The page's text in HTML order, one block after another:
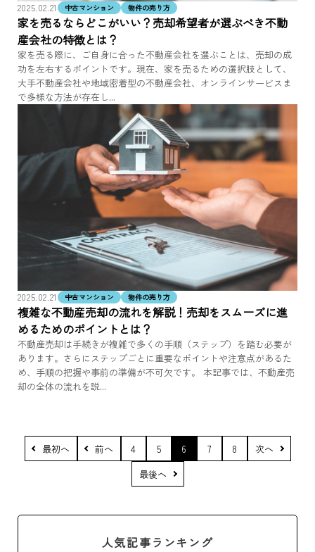
2025.02.21 中古マンション 物件の売り方
家を売るならどこがいい？売却希望者が選ぶべき不動
産会社の特徴とは？
家を売る際に、ご自身に合った不動産会社を選ぶことは、売却の成
功を左右するポイントです。現在、家を売るための選択肢として、
大手不動産会社や地域密着型の不動産会社、オンラインサービスま
で多様な方法が存在し...
2025.02.21 中古マンション 物件の売り方
複雑な不動産売却の流れを解説！売却をスムーズに進
めるためのポイントとは？
不動産売却は手続きが複雑で多くの手順（ステップ）を踏む必要が
あります。さらにステップごとに重要なポイントや注意点があるた
め、手順の把握や事前の準備が不可欠です。 本記事では、不動産売
却の全体の流れを説...
最初へ 前へ 4 5 6 7 8
次へ
最後へ
人気記事ランキング